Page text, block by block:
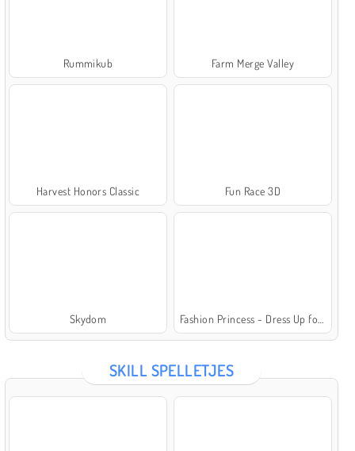
Rummikub Farm Merge Valley
Harvest Honors Classic Fun Race 3D
Skydom Fashion Princess - Dress Up for Girls
SKILL SPELLETJES